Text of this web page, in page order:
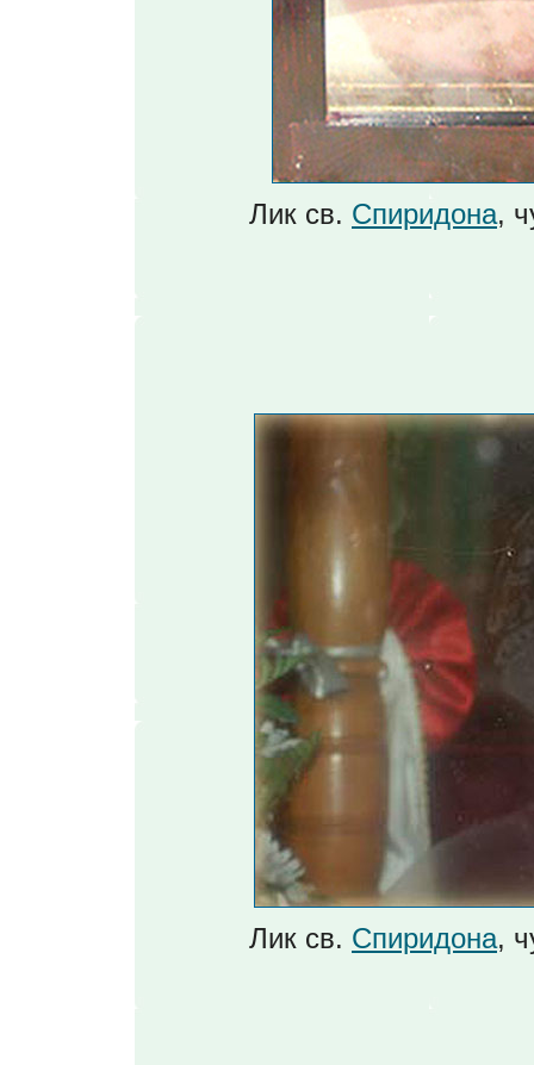
Лик св. Спиридона,
Лик св. Спиридона,